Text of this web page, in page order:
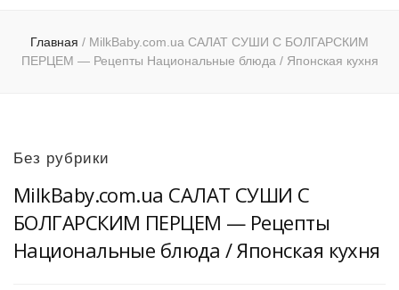
Главная / MilkBaby.com.ua САЛАТ СУШИ С БОЛГАРСКИМ
ПЕРЦЕМ — Рецепты Национальные блюда / Японская кухня
Без рубрики
MilkBaby.com.ua САЛАТ СУШИ С
БОЛГАРСКИМ ПЕРЦЕМ — Рецепты
Национальные блюда / Японская кухня